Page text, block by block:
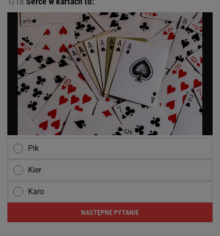
Pik
Kier
Karo
NASTĘPNE PYTANIE